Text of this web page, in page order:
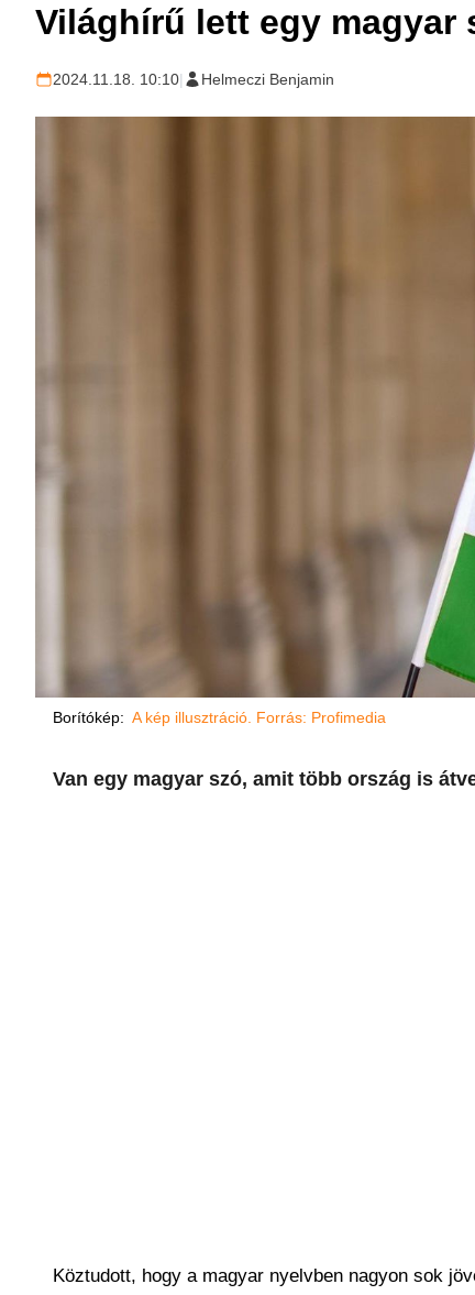
Világhírű lett egy magyar
2024.11.18. 10:10| Helmeczi Benjamin
Borítókép: A kép illusztráció. Forrás: Profimedia
Van egy magyar szó, amit több ország is
Köztudott, hogy a magyar nyelvben nagyon sok